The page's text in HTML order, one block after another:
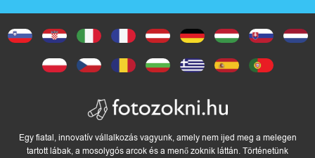
Egy fiatal, innovatív vállalkozás vagyunk, amely nem ijed meg a melegen
tartott lábak, a mosolygós arcok és a menő zoknik láttán. Történetünk